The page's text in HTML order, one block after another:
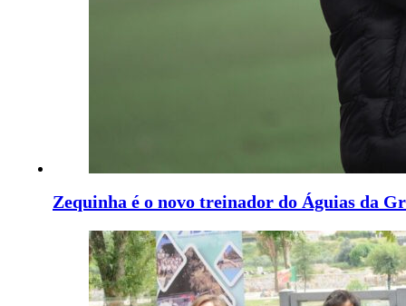
Zequinha é o novo treinador do Águias da